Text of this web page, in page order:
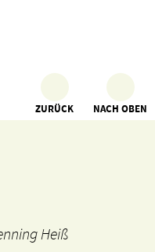
ZURÜCK NACH OBEN
Heiß